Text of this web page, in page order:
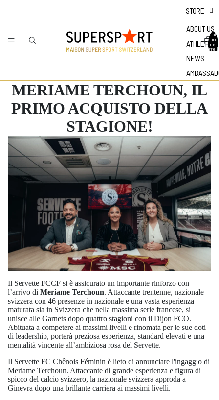
STORE
ABOUT US
ATHLETES
NEWS
Totale
nel
MERIAME TERCHOUN, IL
PRIMO ACQUISTO DELLA
STAGIONE!
Il Servette FCCF si è assicurato un importante rinforzo con
l’arrivo di Meriame Terchoun. Attaccante trentenne, nazionale
svizzera con 46 presenze in nazionale e una vasta esperienza
maturata sia in Svizzera che nella massima serie francese, si
unisce alle Garnets dopo quattro stagioni con il Dijon FCO.
Abituata a competere ai massimi livelli e rinomata per le sue doti
di leadership, porterà preziosa esperienza, standard elevati e una
mentalità vincente all’ambiziosa rosa del Servette.
Il Servette FC Chênois Féminin è lieto di annunciare l'ingaggio di
Meriame Terchoun. Attaccante di grande esperienza e figura di
spicco del calcio svizzero, la nazionale svizzera approda a
Ginevra dopo una brillante carriera ai massimi livelli.